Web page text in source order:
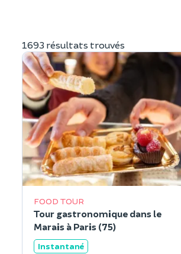
1693 résultats trouvés
FOOD TOUR
Tour gastronomique dans le
Marais à Paris (75)
Instantané